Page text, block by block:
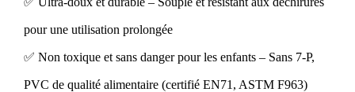
pour une utilisation prolongée
✅ Non toxique et sans danger pour les enfants – Sans 7-P,
PVC de qualité alimentaire (certifié EN71, ASTM F963)